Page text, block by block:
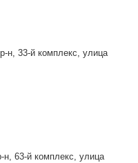
н, 33-й комплекс, улица
63-й комплекс, улица